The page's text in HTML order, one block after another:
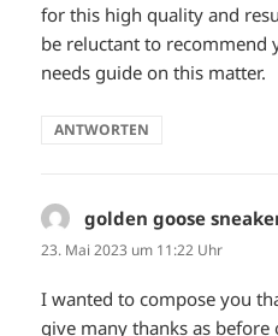
for this high quality and
be reluctant to
needs guide on this matter.
ANTWORTEN
golden goose
23. Mai 2023 um 11:22 Uhr
I wanted to compose you
give many thanks as